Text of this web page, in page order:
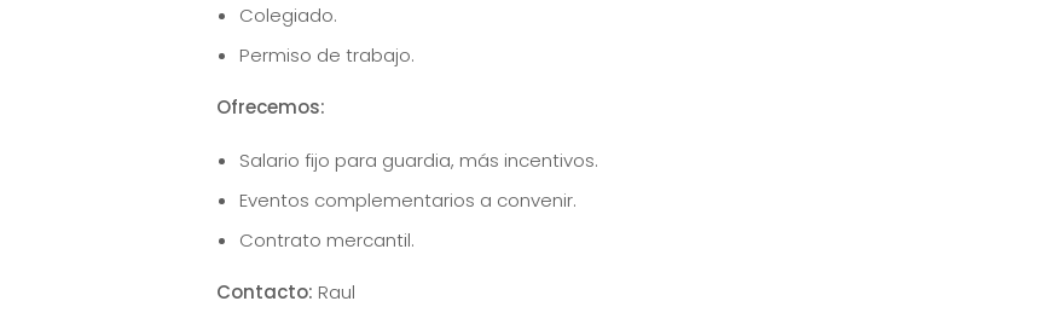
Colegiado.
Permiso de trabajo.
Ofrecemos:
Salario fijo para guardia, más incentivos.
Eventos complementarios a convenir.
Contrato mercantil.
Contacto: Raul